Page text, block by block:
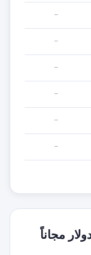
—
—
—
—
—
—
مجاناً